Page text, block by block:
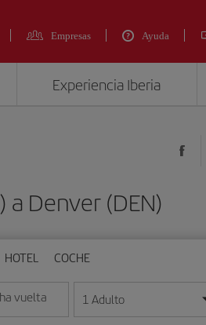
Empresas Ayuda
Experiencia Iberia
a Denver (DEN)
HOTEL COCHE
día/mes/año
vuelta
la fecha en formato día/mes/año
1 Adulto